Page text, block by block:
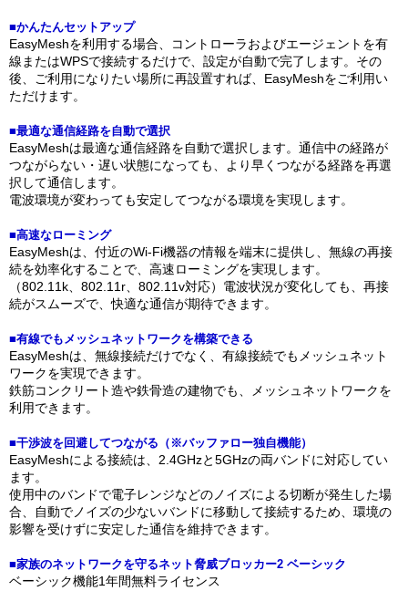
■かんたんセットアップ
EasyMeshを利用する場合、コントローラおよびエージェントを有
線またはWPSで接続するだけで、設定が自動で完了します。その
後、ご利用になりたい場所に再設置すれば、EasyMeshをご利用い
ただけます。
■最適な通信経路を自動で選択
EasyMeshは最適な通信経路を自動で選択します。通信中の経路が
つながらない・遅い状態になっても、より早くつながる経路を再選
択して通信します。
電波環境が変わっても安定してつながる環境を実現します。
■高速なローミング
EasyMeshは、付近のWi-Fi機器の情報を端末に提供し、無線の再接
続を効率化することで、高速ローミングを実現します。
（802.11k、802.11r、802.11v対応）電波状況が変化しても、再接
続がスムーズで、快適な通信が期待できます。
■有線でもメッシュネットワークを構築できる
EasyMeshは、無線接続だけでなく、有線接続でもメッシュネット
ワークを実現できます。
鉄筋コンクリート造や鉄骨造の建物でも、メッシュネットワークを
利用できます。
■干渉波を回避してつながる（※バッファロー独自機能）
EasyMeshによる接続は、2.4GHzと5GHzの両バンドに対応してい
ます。
使用中のバンドで電子レンジなどのノイズによる切断が発生した場
合、自動でノイズの少ないバンドに移動して接続するため、環境の
影響を受けずに安定した通信を維持できます。
■家族のネットワークを守るネット脅威ブロッカー2 ベーシック
ベーシック機能1年間無料ライセンス